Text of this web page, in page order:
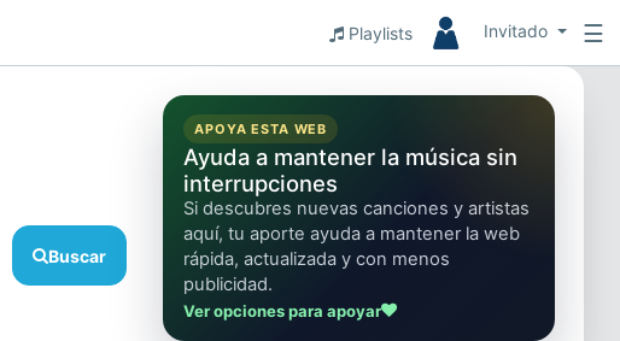
Playlists Invitado ☰
Buscar
APOYA ESTA WEB
Ayuda a mantener la música sin
interrupciones
Si descubres nuevas canciones y artistas
aquí, tu aporte ayuda a mantener la web
rápida, actualizada y con menos
publicidad.
Ver opciones para apoyar